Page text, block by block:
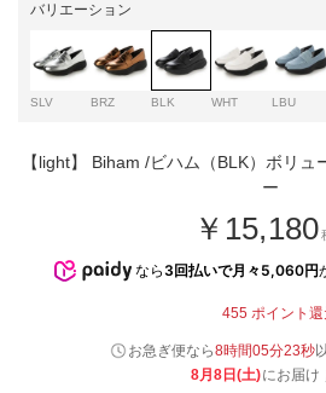
バリエーション
SLV BRZ BLK WHT LBU
【light】 Biham /ビハム（BLK）ボリ
ー
￥15,180
なら 3回払いで月々5,060円
455ポイント還
お急ぎ便なら8時間05分22秒
8月8日(土)にお届け